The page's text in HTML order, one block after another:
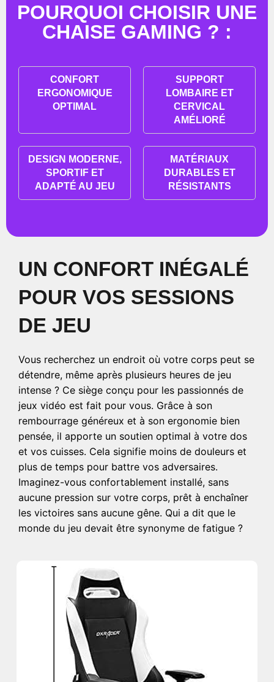
POURQUOI CHOISIR UNE
CHAISE GAMING ? :
CONFORT
ERGONOMIQUE
OPTIMAL
SUPPORT
LOMBAIRE ET
CERVICAL
AMÉLIORÉ
DESIGN MODERNE,
SPORTIF ET
ADAPTÉ AU JEU
MATÉRIAUX
DURABLES ET
RÉSISTANTS
UN CONFORT INÉGALÉ
POUR VOS SESSIONS
DE JEU
Vous recherchez un endroit où votre corps peut se
détendre, même après plusieurs heures de jeu
intense ? Ce siège conçu pour les passionnés de
jeux vidéo est fait pour vous. Grâce à son
rembourrage généreux et à son ergonomie bien
pensée, il apporte un soutien optimal à votre dos
et vos cuisses. Cela signifie moins de douleurs et
plus de temps pour battre vos adversaires.
Imaginez-vous confortablement installé, sans
aucune pression sur votre corps, prêt à enchaîner
les victoires sans aucune gêne. Qui a dit que le
monde du jeu devait être synonyme de fatigue ?